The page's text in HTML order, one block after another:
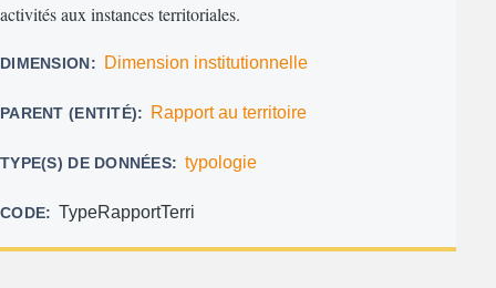
activités aux instances territoriales.
DIMENSION Dimension institutionnelle
PARENT (ENTITÉ) Rapport au territoire
TYPE(S) DE DONNÉES typologie
CODE TypeRapportTerri